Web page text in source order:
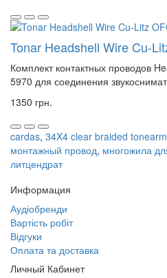
Tonar Headshell Wire Cu-
Комплект контактных проводов
5970 для соединения
1350 грн.
cardas, 34X4 clear braided tonearm
монтажный провод, многожила
литцендрат
Информация
Аудіобренди
Вартість робіт
Відгуки
Оплата та доставка
Личный Кабинет